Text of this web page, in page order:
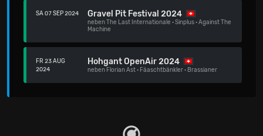
SA 07 SEP 2024 Gravel Pit Festival 2024
nebenThe Last Internationale ·Sinplus·Against The
Machine
FR 23 AUG
2024
Hohgant OpenAir 2024
neben Florian Ast· Fäaschtbänkler· Brassianer